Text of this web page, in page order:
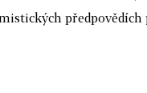
předpovědích